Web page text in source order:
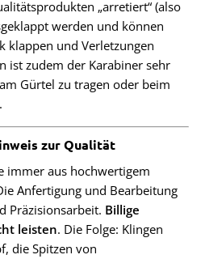
„arretiert“ (also
werden und können
klappen und Verletzungen
ist zudem der Karabiner sehr
Gürtel zu tragen oder beim
zur Qualität
immer aus hochwertigem
Anfertigung und Bearbeitung
Präzisionsarbeit. Billige
leisten. Die Folge: Klingen
die Spitzen von